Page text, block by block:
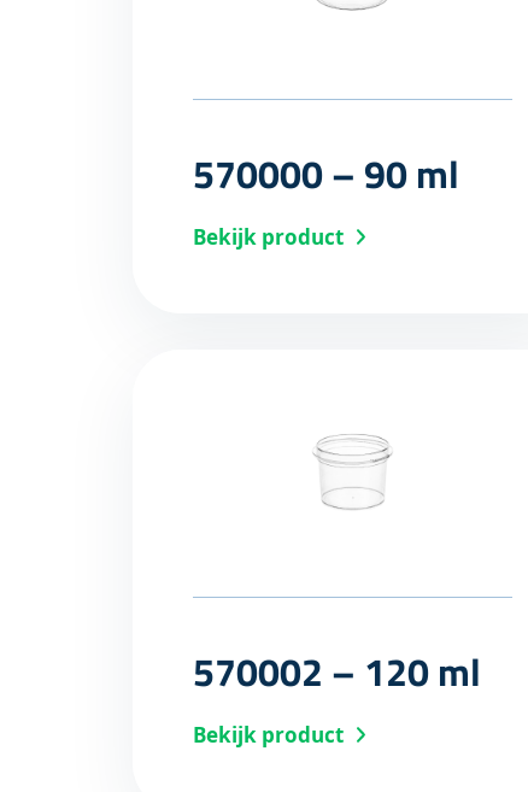
570000 – 90 ml
Bekijk product
570002 – 120 ml
Bekijk product